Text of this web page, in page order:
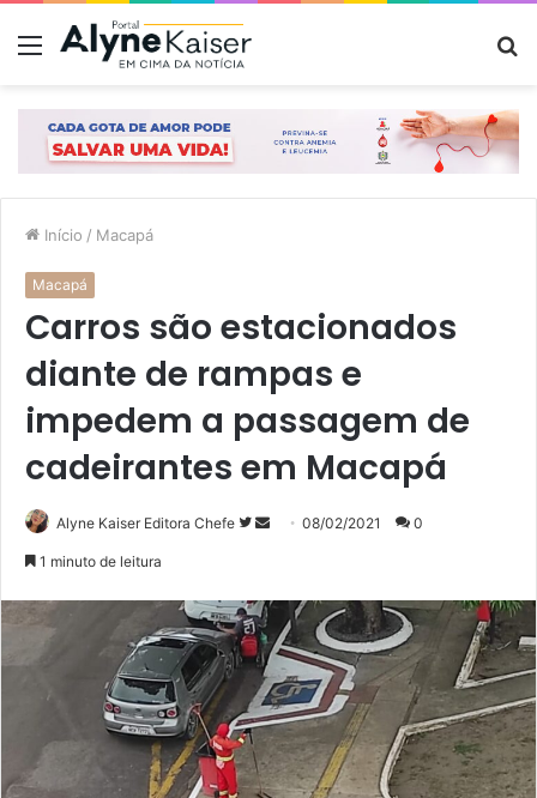
Menu
Início / Macapá
Macapá
Carros são estacionados
diante de rampas e
impedem a passagem de
cadeirantes em Macapá
Alyne Kaiser Editora Chefe
SigaMande
mail
08/02/2021 0
1 minuto de leitura